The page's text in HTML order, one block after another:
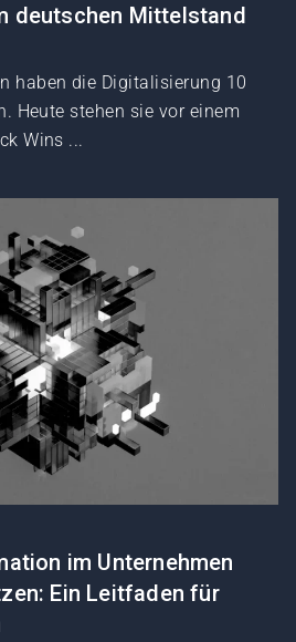
deutschen Mittelstand
haben die Digitalisierung 10
Heute stehen sie vor einem
Wins ...
im Unternehmen
Ein Leitfaden für